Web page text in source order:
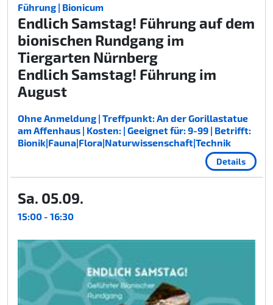
Führung | Bionicum
Endlich Samstag! Führung auf dem
bionischen Rundgang im
Tiergarten Nürnberg
Endlich Samstag! Führung im
August
Ohne Anmeldung | Treffpunkt: An der Gorillastatue
am Affenhaus | Kosten: | Geeignet für: 9-99 | Betrifft:
Bionik|Fauna|Flora|Naturwissenschaft|Technik
Details
Sa. 05.09.
15:00 - 16:30